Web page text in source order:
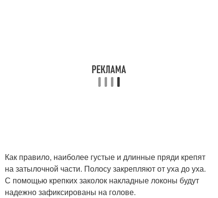
Как правило, наиболее густые и длинные пряди крепят
на затылочной части. Полосу закрепляют от уха до уха.
С помощью крепких заколок накладные локоны будут
надежно зафиксированы на голове.